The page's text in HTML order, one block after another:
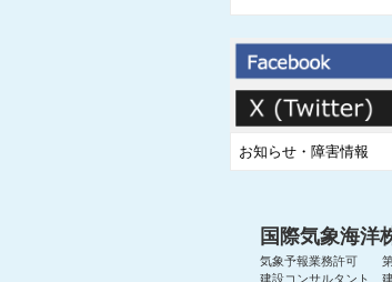
お知らせ・障害情報
国際気象海洋
気象予報業務許可
建設コンサルタント